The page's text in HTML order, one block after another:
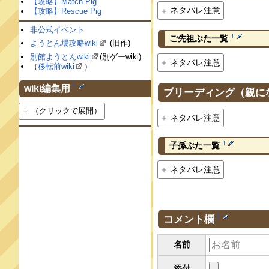
ネタバレ注意
ご先祖ぶた一覧 †
ネタバレ注意
ブリーディング（親に
ネタバレ注意
子孫ぶた一覧 †
ネタバレ注意
コメント欄 †
名前
【攻略】Rescue Pig
非公式イベント
ようとん場攻略wiki
(旧作)
別館ようとんwiki
(別ゲーwiki)
（移転前wiki ）
wiki編集用 †
（クリックで展開）